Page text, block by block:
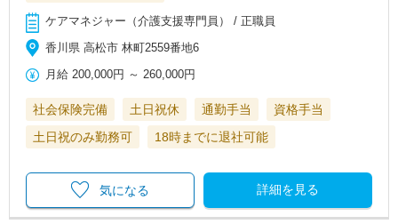
ケアマネジャー（介護支援専門員） / 正職員
香川県 高松市 林町2559番地6
月給 200,000円 ～260,000円
社会保険完備 土日祝休 通勤手当
資格手当
土日祝のみ勤務可
18時までに退社可能
詳細を見る
気になる